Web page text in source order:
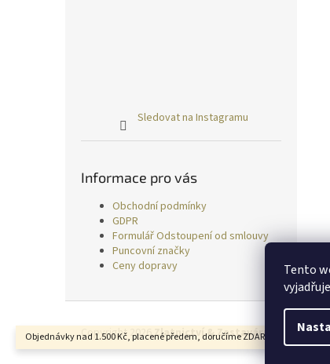
Tento
Objednávky nad 1.500 Kč, placené předem, doručíme ZDARMA.
Sledovat na Instagramu
Informace pro vás
Obchodní podmínky
GDPR
Formulář Odstoupení od smlouvy
Puncovní značky
Ceny dopravy
Copyright 2026Zlatnictví & Zastavárna TRESS.